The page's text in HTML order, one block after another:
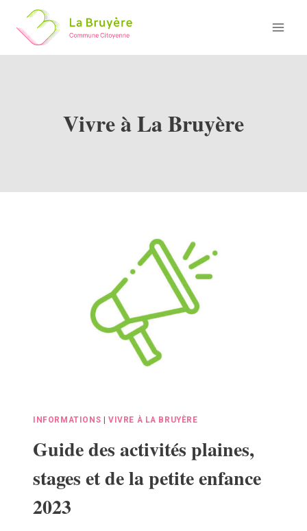
content
Vivre à La Bruyère
INFORMATIONS | VIVRE À LA BRUYÈRE
Guide des activités plaines,
stages et de la petite enfance
2023